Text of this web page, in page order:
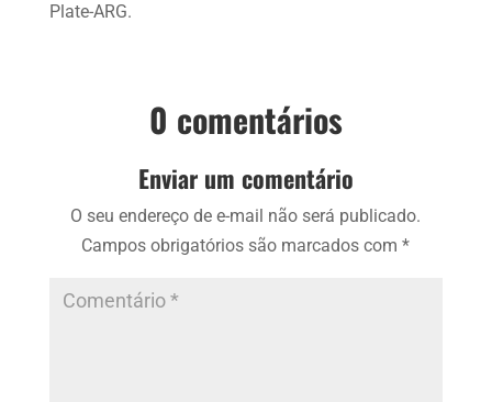
Plate-ARG.
0 comentários
Enviar um comentário
O seu endereço de e-mail não será publicado.
Campos obrigatórios são marcados com*